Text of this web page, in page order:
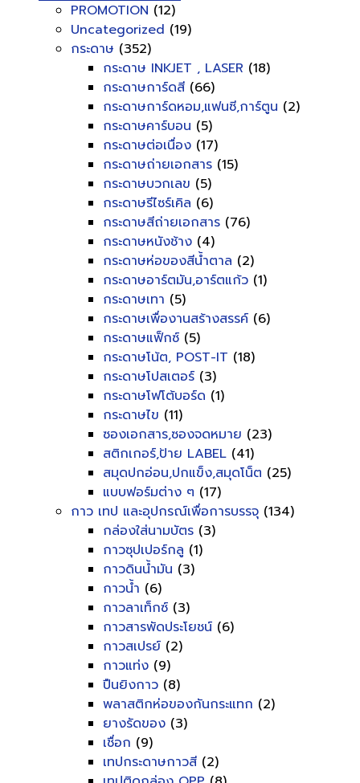
PROMOTION (12)
Uncategorized (19)
กระดาษ (352)
กระดาษ INKJET , LASER (18)
กระดาษการ์ดสี (66)
กระดาษการ์ดหอม,แฟนซี,การ์ตูน (2)
กระดาษคาร์บอน (5)
กระดาษต่อเนื่อง (17)
กระดาษถ่ายเอกสาร (15)
กระดาษบวกเลข (5)
กระดาษรีไซร์เคิล (6)
กระดาษสีถ่ายเอกสาร (76)
กระดาษหนังช้าง (4)
กระดาษห่อของสีน้ำตาล (2)
กระดาษอาร์ตมัน,อาร์ตแก้ว (1)
กระดาษเทา (5)
กระดาษเพื่องานสร้างสรรค์ (6)
กระดาษแฟ็กซ์ (5)
กระดาษโน้ต, POST-IT (18)
กระดาษโปสเตอร์ (3)
กระดาษโฟโต้บอร์ด (1)
กระดาษไข (11)
ซองเอกสาร,ซองจดหมาย (23)
สติกเกอร์,ป้าย LABEL (41)
สมุดปกอ่อน,ปกแข็ง,สมุดโน็ต (25)
แบบฟอร์มต่าง ๆ (17)
กาว เทป และอุปกรณ์เพื่อการบรรจุ (134)
กล่องใส่นามบัตร (3)
กาวซุปเปอร์กลู (1)
กาวดินน้ำมัน (3)
กาวน้ำ (6)
กาวลาเท็กซ์ (3)
กาวสารพัดประโยชน์ (6)
กาวสเปรย์ (2)
กาวแท่ง (9)
ปืนยิงกาว (8)
พลาสติกห่อของกันกระแทก (2)
ยางรัดของ (3)
เชื่อก (9)
เทปกระดาษกาวสี (2)